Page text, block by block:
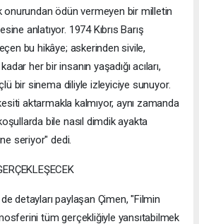
onurundan ödün vermeyen bir milletin
anlatıyor. 1974 Kıbrıs Barış
bu hikâye; askerinden sivile,
her bir insanın yaşadığı acıları,
bir sinema diliyle izleyiciye sunuyor.
aktarmakla kalmıyor, aynı zamanda
bile nasıl dimdik ayakta
seriyor" dedi.
detayları paylaşan Çimen, "Filmin
tüm gerçekliğiyle yansıtabilmek